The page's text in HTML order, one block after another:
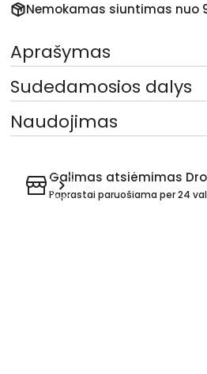
Nemokamas siuntimas nuo
Aprašymas
Sudedamosios dalys
Naudojimas
Galimas atsiėmimas
Paprastai paruošiama per 24